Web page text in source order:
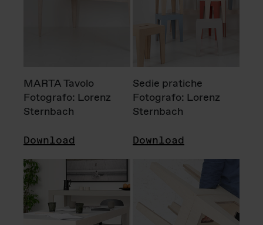
MARTA Tavolo
Fotografo: Lorenz
Sternbach
Download
Sedie pratiche
Fotografo: Lorenz
Sternbach
Download